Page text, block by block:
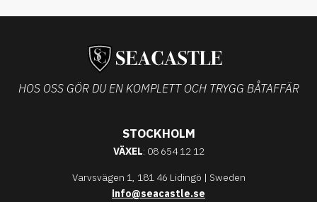
HOS OSS GÖR DU EN KOMPLETT OCH TRYGG BÅTAFFÄR
STOCKHOLM
VÄXEL: 08 654 12 12
Varvsvägen 1, 181 46 Lidingö | Sweden
info@seacastle.se